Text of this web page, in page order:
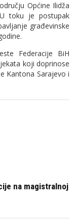
Općine Ilidža
toku je postupak
građevinske
Federacije BiH
koji doprinose
Kantona Sarajevo i
na magistralnoj